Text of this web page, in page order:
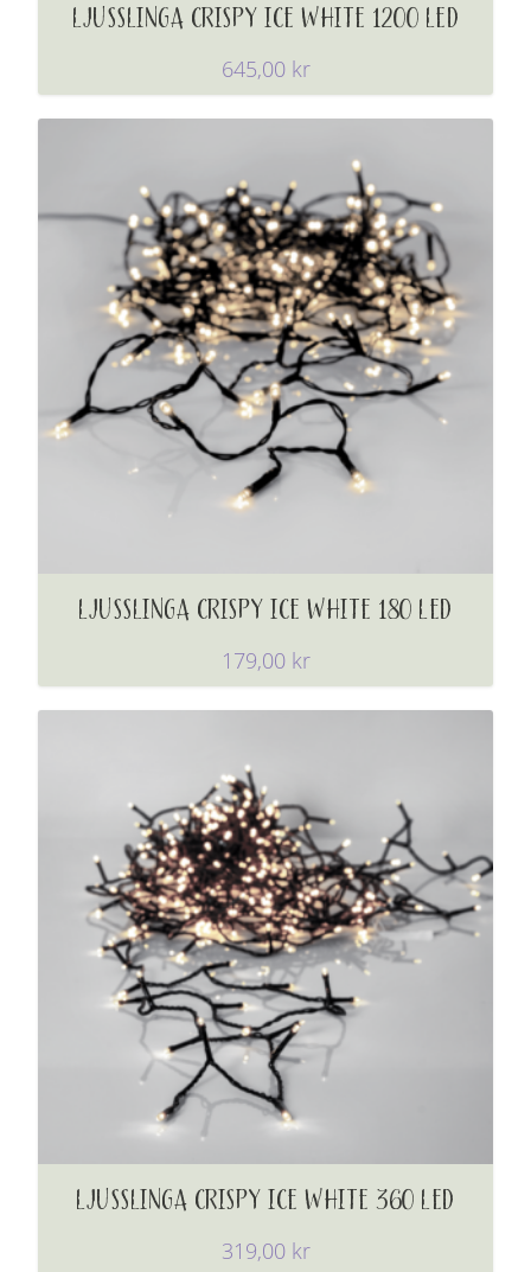
LJUSSLINGA CRISPY ICE WHITE 1200 LED
645,00 kr
LJUSSLINGA CRISPY ICE WHITE 180 LED
179,00 kr
LJUSSLINGA CRISPY ICE WHITE 360 LED
319,00 kr